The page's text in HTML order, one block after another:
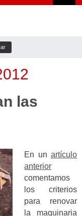
las
En un artículo
anterior
comentamos
los criterios
para renovar
la maquinaria